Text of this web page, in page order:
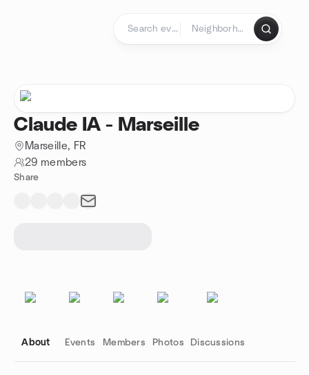
Claude IA - Marseille
Marseille, FR
29 members
Share
About Events Members Photos Discussions